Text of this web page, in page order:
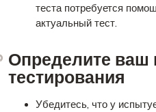
теста потребуется
актуальный тест.
Определите ваш
тестирования
Убедитесь, что у